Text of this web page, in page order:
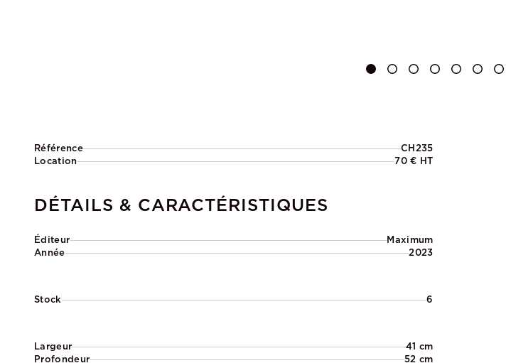
Référence
CH235
Location
70 € HT
DÉTAILS & CARACTÉRISTIQUES
Éditeur
Maximum
Année
2023
Stock 6
Largeur
41 cm
Profondeur
52 cm